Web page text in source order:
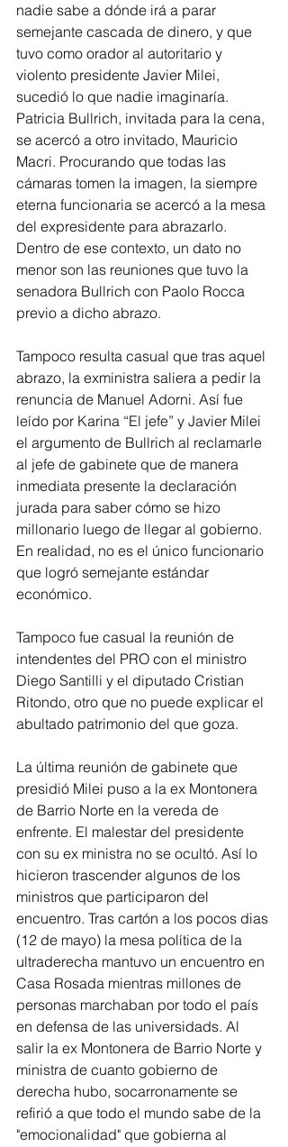
nadie sabe a dónde irá a parar
semejante cascada de dinero, y que
tuvo como orador al autoritario y
violento presidente Javier Milei,
sucedió lo que nadie imaginaría.
Patricia Bullrich, invitada para la cena,
se acercó a otro invitado, Mauricio
Macri. Procurando que todas las
cámaras tomen la imagen, la siempre
eterna funcionaria se acercó a la mesa
del expresidente para abrazarlo.
Dentro de ese contexto, un dato no
menor son las reuniones que tuvo la
senadora Bullrich con Paolo Rocca
previo a dicho abrazo.
Tampoco resulta casual que tras aquel
abrazo, la exministra saliera a pedir la
renuncia de Manuel Adorni. Así fue
leído por Karina “El jefe” y Javier Milei
el argumento de Bullrich al reclamarle
al jefe de gabinete que de manera
inmediata presente la declaración
jurada para saber cómo se hizo
millonario luego de llegar al gobierno.
En realidad, no es el único funcionario
que logró semejante estándar
económico.
Tampoco fue casual la reunión de
intendentes del PRO con el ministro
Diego Santilli y el diputado Cristian
Ritondo, otro que no puede explicar el
abultado patrimonio del que goza.
La última reunión de gabinete que
presidió Milei puso a la ex Montonera
de Barrio Norte en la vereda de
enfrente. El malestar del presidente
con su ex ministra no se ocultó. Así lo
hicieron trascender algunos de los
ministros que participaron del
encuentro. Tras cartón a los pocos dias
(12 de mayo) la mesa política de la
ultraderecha mantuvo un encuentro en
Casa Rosada mientras millones de
personas marchaban por todo el país
en defensa de las universidads. Al
salir la ex Montonera de Barrio Norte y
ministra de cuanto gobierno de
derecha hubo, socarronamente se
refirió a que todo el mundo sabe de la
"emocionalidad" que gobierna al